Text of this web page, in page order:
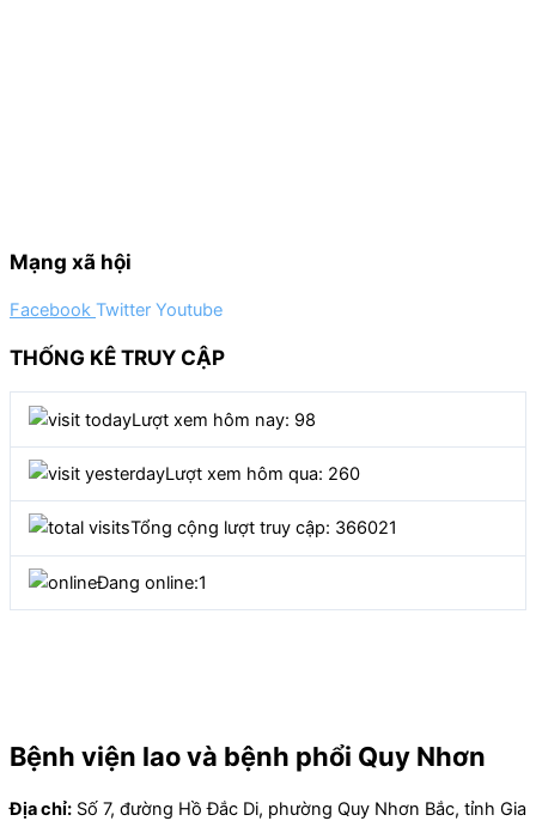
Mạng xã hội
Facebook Twitter Youtube
THỐNG KÊ TRUY CẬP
Lượt xem hôm nay: 98
Lượt xem hôm qua: 260
Tổng cộng lượt truy cập: 366021
Đang online:1
Bệnh viện lao và bệnh phổi Quy Nhơn
Địa chỉ: Số 7, đường Hồ Đắc Di, phường Quy Nhơn Bắc, tỉnh Gia